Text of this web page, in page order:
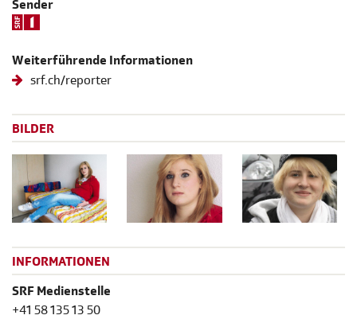
Sender
Weiterführende Informationen
srf.ch/reporter
BILDER
INFORMATIONEN
SRF Medienstelle
+41 58 135 13 50